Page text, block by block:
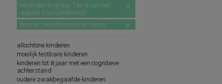
Abonneren
leerlingen in groep 7 en 8 van het
regulier basisonderwijs
dove en slechthorende kinderen
allochtone kinderen
moeilijk testbare kinderen
kinderen tot 8 jaar met een cognitieve
achterstand
oudere zwakbegaafde kinderen